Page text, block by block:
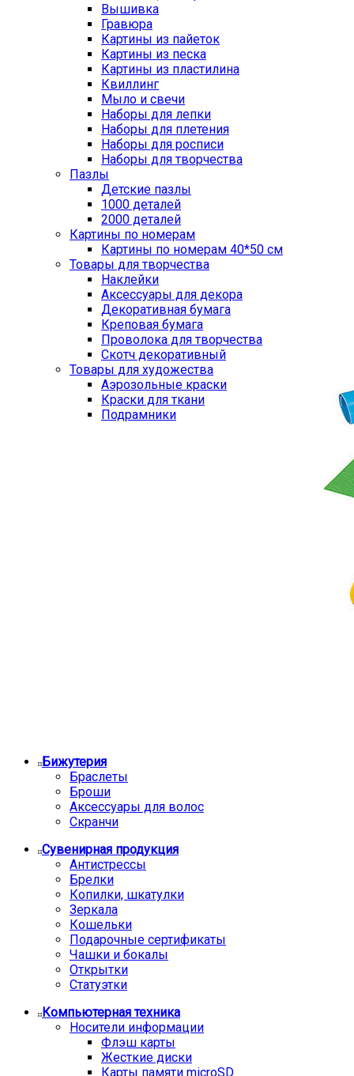
Вышивка
Гравюра
Картины из пайеток
Картины из песка
Картины из пластилина
Квиллинг
Мыло и свечи
Наборы для лепки
Наборы для плетения
Наборы для росписи
Наборы для творчества
Пазлы
Детские пазлы
1000 деталей
2000 деталей
Картины по номерам
Картины по номерам 40*50 см
Товары для творчества
Наклейки
Аксессуары для декора
Декоративная бумага
Креповая бумага
Проволока для творчества
Скотч декоративный
Товары для художества
Аэрозольные краски
Краски для ткани
Подрамники
Бижутерия
Браслеты
Броши
Аксессуары для волос
Скранчи
Сувенирная продукция
Антистрессы
Брелки
Копилки, шкатулки
Зеркала
Кошельки
Подарочные сертификаты
Чашки и бокалы
Открытки
Статуэтки
Компьютерная техника
Носители информации
Флэш карты
Жесткие диски
Карты памяти microSD